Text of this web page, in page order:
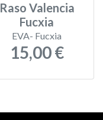
Raso Valencia
Fucxia
EVA- Fucxia
15,00 €